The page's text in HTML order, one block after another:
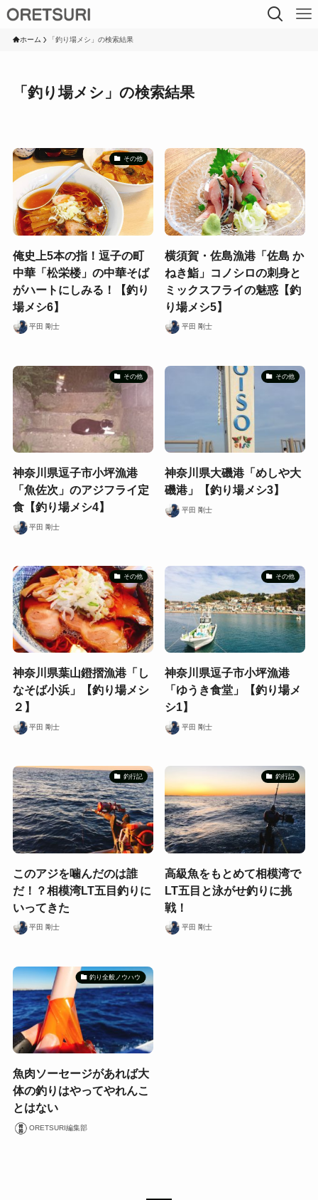
ホーム 「釣り場メシ」の検索結果
「釣り場メシ」の検索結果
その他
俺史上5本の指！逗子の町
中華「松栄楼」の中華そば
がハートにしみる！【釣り
場メシ6】
平田 剛士
横須賀・佐島漁港「佐島 か
ねき鮨」コノシロの刺身と
ミックスフライの魅惑【釣
り場メシ5】
平田 剛士
その他
神奈川県逗子市小坪漁港
「魚佐次」のアジフライ定
食【釣り場メシ4】
平田 剛士
その他
神奈川県大磯港「めしや大
磯港」【釣り場メシ3】
平田 剛士
その他
神奈川県葉山鐙摺漁港「し
なそば小浜」【釣り場メシ
２】
平田 剛士
その他
神奈川県逗子市小坪漁港
「ゆうき食堂」【釣り場メ
シ1】
平田 剛士
釣行記
このアジを噛んだのは誰
だ！？相模湾LT五目釣りに
いってきた
平田 剛士
釣行記
高級魚をもとめて相模湾で
LT五目と泳がせ釣りに挑
戦！
平田 剛士
釣り全般ノウハウ
魚肉ソーセージがあれば大
体の釣りはやってやれんこ
とはない
ORETSURI編集部